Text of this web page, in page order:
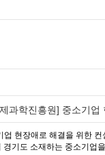
과학진흥원] 중소기업
업 현장애로 해결을 위한
경기도 소재하는 중소기업